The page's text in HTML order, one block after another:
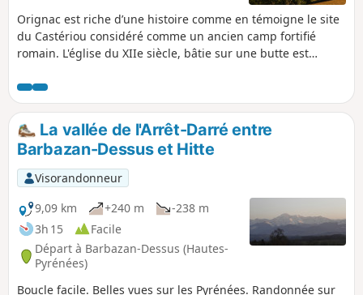
Orignac est riche d’une histoire comme en témoigne le site
du Castériou considéré comme un ancien camp fortifié
romain. L'église du XIIe siècle, bâtie sur une butte est
l’existence d’un enclos défensif au Moyen Âge. Une mine de
lignite, au Sud du village, a été exploitée jusqu'en 1947. Des
fossiles d’animaux y ont été retrouvés. Des mammifères, les
plus anciens du tertiaire dont l’hipparion gracile, ancêtre
du cheval.
La vallée de l'Arrêt-Darré entre
Barbazan-Dessus et Hitte
Visorandonneur
9,09 km
+240 m
-238 m
3h 15
Facile
Départ à Barbazan-Dessus (Hautes-
Pyrénées)
Boucle facile. Belles vues sur les Pyrénées. Randonnée sur